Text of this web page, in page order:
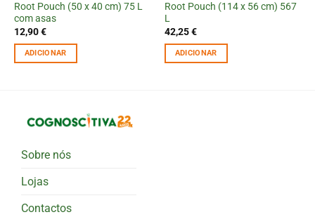
Root Pouch (50 x 40 cm) 75 L
com asas
12,90€
ADICIONAR
Root Pouch (114 x 56 cm) 567
L
42,25€
ADICIONAR
Sobre nós
Lojas
Contactos